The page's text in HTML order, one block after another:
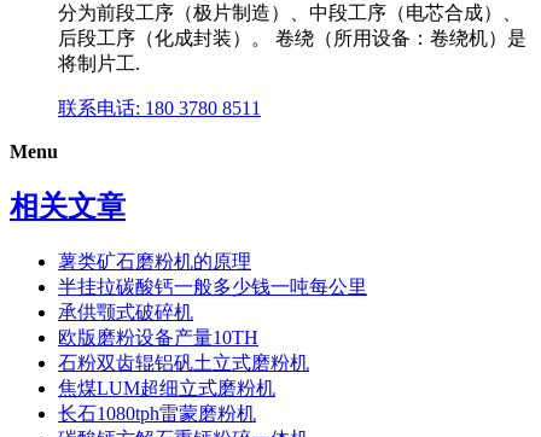
分为前段工序（极片制造）、中段工序（电芯合成）、
后段工序（化成封装）。 卷绕（所用设备：卷绕机）是
将制片工.
联系电话: 180 3780 8511
Menu
相关文章
薯类矿石磨粉机的原理
半挂拉碳酸钙一般多少钱一吨每公里
承供颚式破碎机
欧版磨粉设备产量10TH
石粉双齿辊铝矾土立式磨粉机
焦煤LUM超细立式磨粉机
长石1080tph雷蒙磨粉机